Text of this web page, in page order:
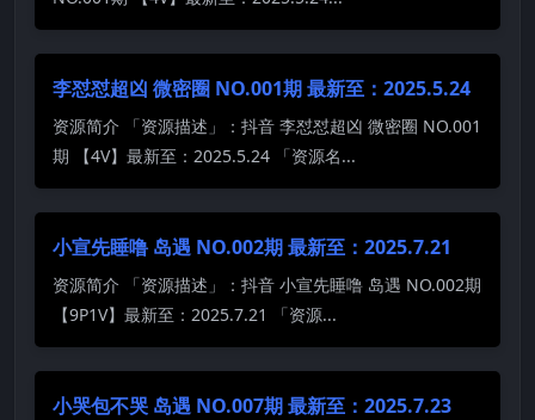
李怼怼超凶 微密圈 NO.001期 最新至：2025.5.24
资源简介 「资源描述」：抖音 李怼怼超凶 微密圈 NO.001
期 【4V】最新至：2025.5.24 「资源名...
小宣先睡噜 岛遇 NO.002期 最新至：2025.7.21
资源简介 「资源描述」：抖音 小宣先睡噜 岛遇 NO.002期
【9P1V】最新至：2025.7.21 「资源...
小哭包不哭 岛遇 NO.007期 最新至：2025.7.23